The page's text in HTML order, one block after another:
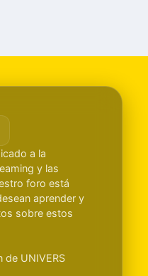
a la
y las
foro está
aprender y
sobre estos
de UNIVERS